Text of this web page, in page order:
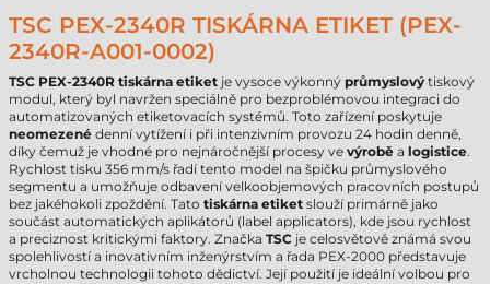
TSC PEX-2340R TISKÁRNA ETIKET (PEX-
2340R-A001-0002)
TSC PEX-2340R tiskárna etiket je vysoce výkonný průmyslový tiskový
modul, který byl navržen speciálně pro bezproblémovou integraci do
automatizovaných etiketovacích systémů. Toto zařízení poskytuje
neomezené denní vytížení i při intenzivním provozu 24 hodin denně,
díky čemuž je vhodné pro nejnáročnější procesy ve výrobě a logistice.
Rychlost tisku 356 mm/s řadí tento model na špičku průmyslového
segmentu a umožňuje odbavení velkoobjemových pracovních postupů
bez jakéhokoli zpoždění. Tato tiskárna etiket slouží primárně jako
součást automatických aplikátorů (label applicators), kde jsou rychlost
a preciznost kritickými faktory. Značka TSC je celosvětově známá svou
spolehlivostí a inovativním inženýrstvím a řada PEX-2000 představuje
vrcholnou technologii tohoto dědictví. Její použití je ideální volbou pro